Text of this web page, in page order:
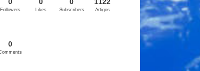
0
Followers
0
Likes
0
Subscribers
1122
Artigos
0